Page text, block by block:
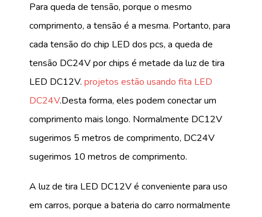
Para queda de tensão, porque o mesmo
comprimento, a tensão é a mesma. Portanto, para
cada tensão do chip LED dos pcs, a queda de
tensão DC24V por chips é metade da luz de tira
LED DC12V. projetos estão usando fita LED
DC24V.Desta forma, eles podem conectar um
comprimento mais longo. Normalmente DC12V
sugerimos 5 metros de comprimento, DC24V
sugerimos 10 metros de comprimento.
A luz de tira LED DC12V é conveniente para uso
em carros, porque a bateria do carro normalmente